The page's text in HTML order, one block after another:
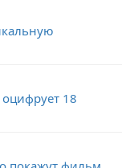
оцифрует 18